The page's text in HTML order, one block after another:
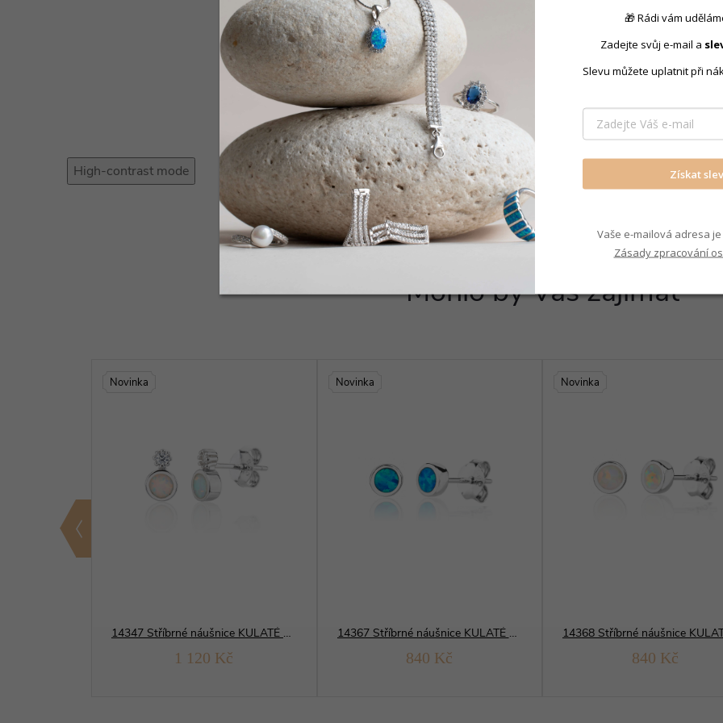
Produkt
Náušnice
High-contrast mode
Mohlo by Vás zajímat
Novinka
14347 Stříbrné náušnice KULATÉ bílý opál
1 120 Kč
Novinka
14367 Stříbrné náušnice KULATÉ modrý opál
840 Kč
Novinka
840 Kč
🎁 Rádi vám
Zadejte svůj e-mail a
Slevu můžete uplatnit při
Získat
Vaše e-mailová adresa
Zásady zpracování